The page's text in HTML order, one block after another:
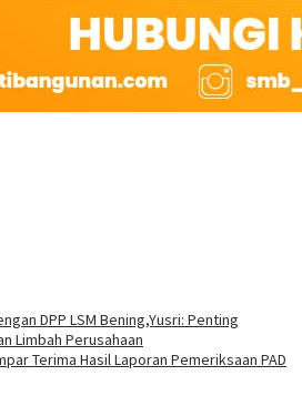
DPP LSM Bening,Yusri: Penting
Limbah Perusahaan
Terima Hasil Laporan Pemeriksaan PAD